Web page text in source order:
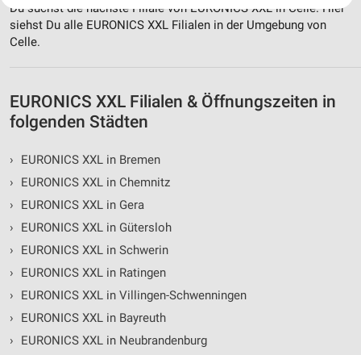
Du suchst die nächste Filiale von EURONICS XXL in Celle. Hier
siehst Du alle EURONICS XXL Filialen in der Umgebung von
Celle.
EURONICS XXL Filialen & Öffnungszeiten in
folgenden Städten
›
EURONICS XXL in Bremen
›
EURONICS XXL in Chemnitz
›
EURONICS XXL in Gera
›
EURONICS XXL in Gütersloh
›
EURONICS XXL in Schwerin
›
EURONICS XXL in Ratingen
›
EURONICS XXL in Villingen-Schwenningen
›
EURONICS XXL in Bayreuth
›
EURONICS XXL in Neubrandenburg
Website/App.
Partnerliste anzeigen (1 IAB-Anbieter)
Speichern von oder Zugriff auf Informationen
auf einem Endgerät
Werbeanzeigen
Werbung
personalisierter Werbung
von Inhalten
Verwendung von Profilen zur Auswahl
personalisierter Inhalte